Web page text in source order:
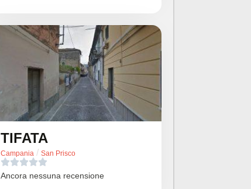
TIFATA
Campania / San Prisco

Ancora nessuna recensione